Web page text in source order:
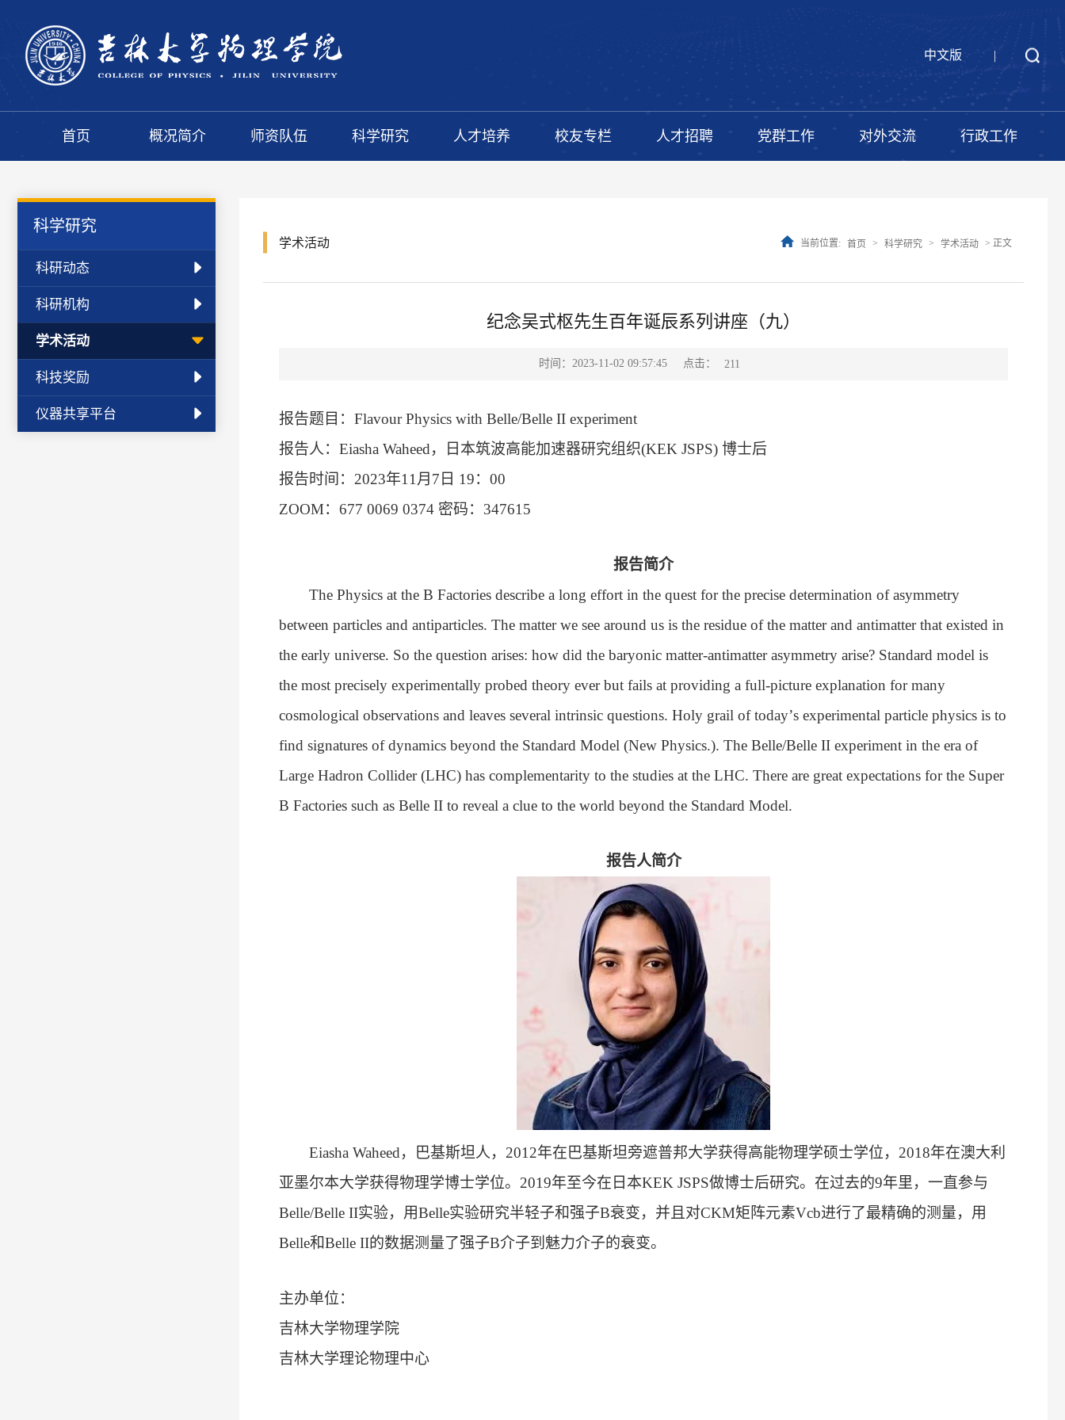
中文版 |
首页 概况简介 师资队伍 科学研究 人才培养 校友专栏 人才招聘 党群工作 对外交流 行政工作
科学研究
科研动态
科研机构
学术活动
科技奖励
仪器共享平台
学术活动 当前位置: 首页 > 科学研究 > 学术活动 > 正文
纪念吴式枢先生百年诞辰系列讲座（九）
时间：2023-11-02 09:57:45 点击： 211
报告题目： Flavour Physics with Belle/Belle II experiment
报告人： Eiasha Waheed，日本筑波高能加速器研究组织(KEK JSPS) 博士后
报告时间： 2023年11 月 7 日 19： 00
ZOOM： 677 0069 0374 密码： 347615
报告简介
The Physics at the B Factories describe a long effort in the quest for the precise determination of asymmetry
between particles and antiparticles. The matter we see around us is the residue of the matter and antimatter that existed in
the early universe. So the question arises: how did the baryonic matter-antimatter asymmetry arise? Standard model is
the most precisely experimentally probed theory ever but fails at providing a full-picture explanation for many
cosmological observations and leaves several intrinsic questions. Holy grail of today’s experimental particle physics is to
find signatures of dynamics beyond the Standard Model (New Physics.). The Belle/Belle II experiment in the era of
Large Hadron Collider (LHC) has complementarity to the studies at the LHC. There are great expectations for the Super
B Factories such as Belle II to reveal a clue to the world beyond the Standard Model.
报告人简介
Eiasha Waheed，巴基斯坦人， 2012年在巴基斯坦旁遮普邦大学获得高能物理学硕士学位， 2018年在澳大利
亚墨尔本大学获得物理学博士学位。 2019年至今在日本KEK JSPS做博士后研究。在过去的9年里，一直参与
Belle/Belle II实验，用Belle实验研究半轻子和强子B衰变，并且对CKM矩阵元素Vcb进行了最精确的测量，用
Belle和Belle II的数据测量了强子B介子到魅力介子的衰变。
主办单位：
吉林大学物理学院
吉林大学理论物理中心